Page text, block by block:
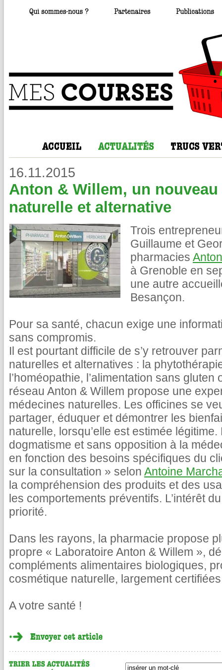
16.11.2015
Anton & Willem, un
naturelle et alternative
Trois
Guillaume et
pharmacies
à Grenoble en
une autre
Besançon.
Pour sa santé, chacun exige une
sans compromis.
Il est pourtant difficile de s’y retrouver
naturelles et alternatives : la
l’homéopathie, l’alimentation sans
réseau Anton & Willem propose une
médecines naturelles. Les officines se
partager, éduquer et démontrer les
naturelle, lorsqu’elle est estimée
dogmatisme et sans opposition à la
en fonction des besoins spécifiques du
sur la consultation » selon Antoine
la compréhension des produits et des
les comportements préventifs. L’intérêt
priorité.
Dans les rayons, la pharmacie propose
propre « Laboratoire Anton & Willem »,
compléments alimentaires biologiques,
cosmétique naturelle, largement
A votre santé !